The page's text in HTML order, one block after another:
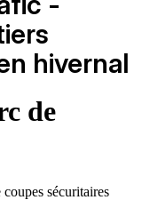
hivernal
de
sécuritaires